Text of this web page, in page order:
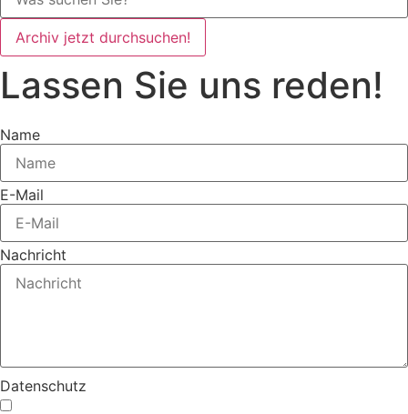
Archiv jetzt durchsuchen!
Lassen Sie uns reden!
Name
E-Mail
Nachricht
Datenschutz